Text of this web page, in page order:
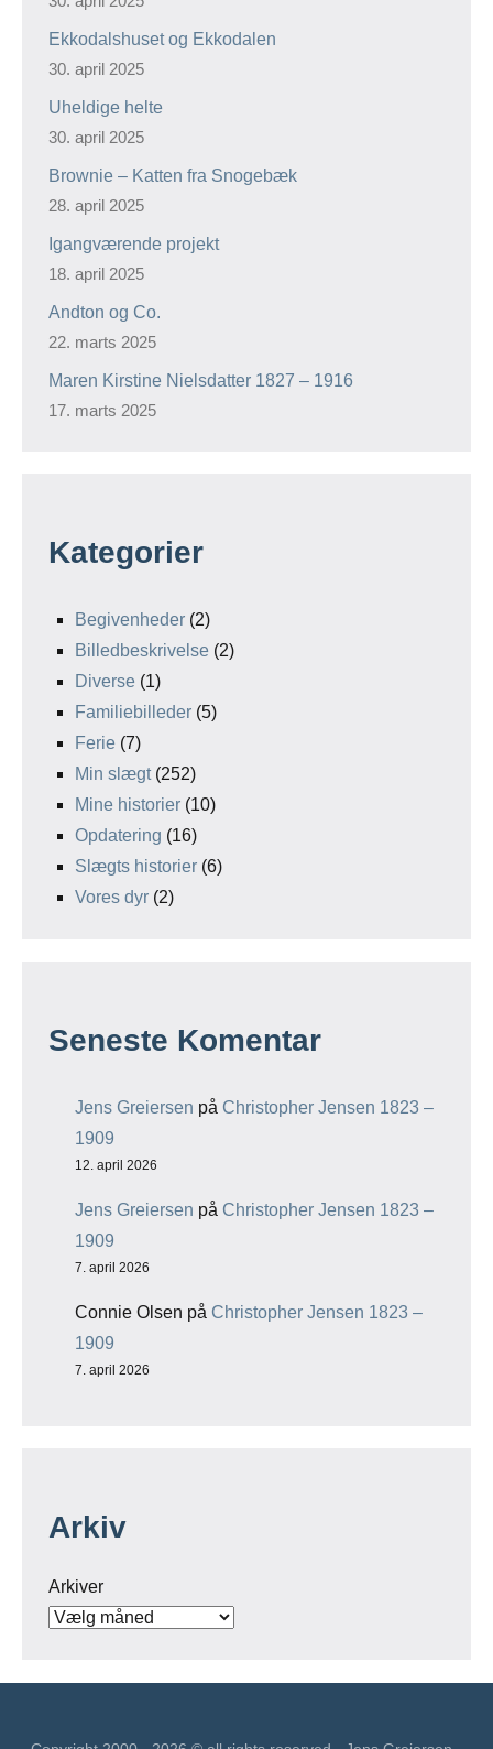
Ekkodalshuset og Ekkodalen
30. april 2025
Uheldige helte
30. april 2025
Brownie – Katten fra Snogebæk
28. april 2025
Igangværende projekt
18. april 2025
Andton og Co.
22. marts 2025
Maren Kirstine Nielsdatter 1827 – 1916
17. marts 2025
Kategorier
Begivenheder (2)
Billedbeskrivelse (2)
Diverse (1)
Familiebilleder (5)
Ferie (7)
Min slægt(252)
Mine historier (10)
Opdatering (16)
Slægts historier (6)
Vores dyr (2)
Seneste Komentar
Jens Greiersen på Christopher Jensen 1823 –
1909
12. april 2026
Jens Greiersen på Christopher Jensen 1823 –
1909
7. april 2026
Connie Olsen på Christopher Jensen 1823 –
1909
7. april 2026
Arkiv
Arkiver